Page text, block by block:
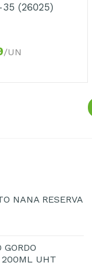
(26025)
/UN
NANA RESERVA
200ML UHT